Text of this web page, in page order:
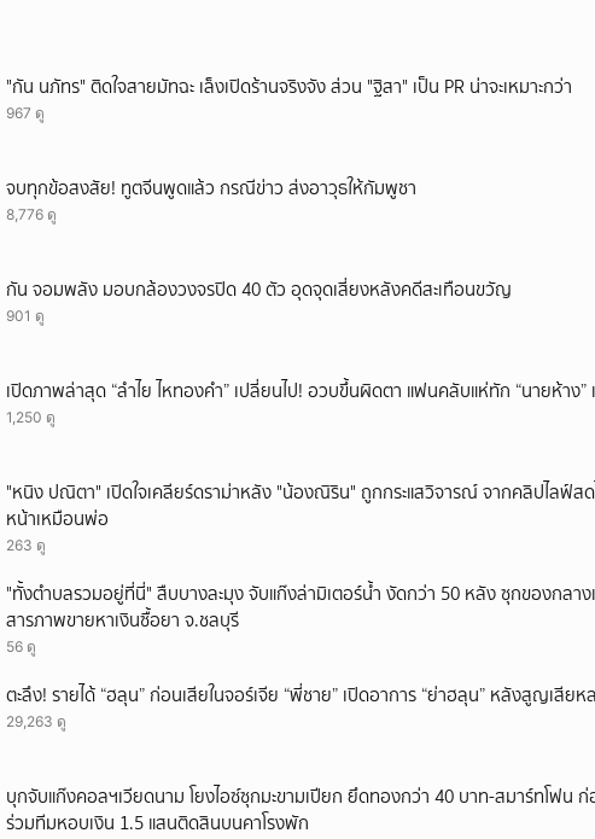
"กัน นภัทร" ติดใจสายมัทฉะ เล็งเปิดร้านจริงจัง ส่วน "ฐิสา" เป็น PR น่าจะเหมาะกว่า
967 ดู
จบทุกข้อสงสัย! ทูตจีนพูดแล้ว กรณีข่าว ส่งอาวุธให้กัมพูชา
8,776 ดู
กัน จอมพลัง มอบกล้องวงจรปิด 40 ตัว อุดจุดเสี่ยงหลังคดีสะเทือนขวัญ
901 ดู
เปิดภาพล่าสุด “ลำไย ไหทองคำ” เปลี่ยนไป! อวบขึ้นผิดตา แฟนคลับแห่ทัก “นายห้าง”
1,250 ดู
"หนิง ปณิตา" เปิดใจเคลียร์ดราม่าหลัง "น้องณิริน" ถูกกระแสวิจารณ์ จากคลิปไลฟ์สด
หน้าเหมือนพ่อ
263 ดู
"ทั้งตำบลรวมอยู่ที่นี่" สืบบางละมุง จับแก๊งล่ามิเตอร์น้ำ งัดกว่า 50 หลัง ซุกของกลา
สารภาพขายหาเงินซื้อยา จ.ชลบุรี
56 ดู
ตะลึง! รายได้ “ฮลุน” ก่อนเสียในจอร์เจีย “พี่ชาย” เปิดอาการ “ย่าฮลุน” หลังสูญเสีย
29,263 ดู
บุกจับแก๊งคอลฯเวียดนาม โยงไอซ์ซุกมะขามเปียก ยึดทองกว่า 40 บาท-สมาร์ทโฟน
ร่วมทีมหอบเงิน 1.5 แสนติดสินบนคาโรงพัก